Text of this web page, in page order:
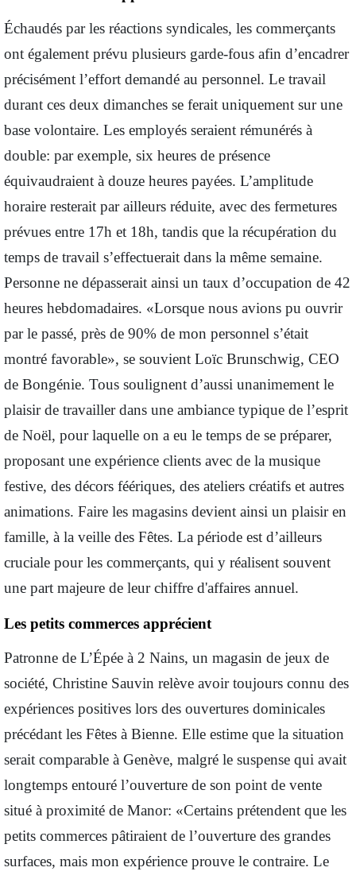
Échaudés par les réactions syndicales, les commerçants
ont également prévu plusieurs garde-fous afin d’encadrer
précisément l’effort demandé au personnel. Le travail
durant ces deux dimanches se ferait uniquement sur une
base volontaire. Les employés seraient rémunérés à
double: par exemple, six heures de présence
équivaudraient à douze heures payées. L’amplitude
horaire resterait par ailleurs réduite, avec des fermetures
prévues entre 17h et 18h, tandis que la récupération du
temps de travail s’effectuerait dans la même semaine.
Personne ne dépasserait ainsi un taux d’occupation de 42
heures hebdomadaires. «Lorsque nous avions pu ouvrir
par le passé, près de 90% de mon personnel s’était
montré favorable», se souvient Loïc Brunschwig, CEO
de Bongénie. Tous soulignent d’aussi unanimement le
plaisir de travailler dans une ambiance typique de l’esprit
de Noël, pour laquelle on a eu le temps de se préparer,
proposant une expérience clients avec de la musique
festive, des décors féériques, des ateliers créatifs et autres
animations. Faire les magasins devient ainsi un plaisir en
famille, à la veille des Fêtes. La période est d’ailleurs
cruciale pour les commerçants, qui y réalisent souvent
une part majeure de leur chiffre d'affaires annuel.
Les petits commerces apprécient
Patronne de L’Épée à 2 Nains, un magasin de jeux de
société, Christine Sauvin relève avoir toujours connu des
expériences positives lors des ouvertures dominicales
précédant les Fêtes à Bienne. Elle estime que la situation
serait comparable à Genève, malgré le suspense qui avait
longtemps entouré l’ouverture de son point de vente
situé à proximité de Manor: «Certains prétendent que les
petits commerces pâtiraient de l’ouverture des grandes
surfaces, mais mon expérience prouve le contraire. Le